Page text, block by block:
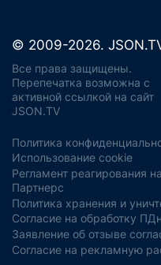
© 2009-2026.
Все права защищены.
Перепечатка возможна с
активной ссылкой на сайт
JSON.TV
Политика
Использование cookie
Регламент реагирования
Партнерс
Политика хранения и
Согласие на обработку ПДн
Заявление об отзыве
Согласие на рекламную